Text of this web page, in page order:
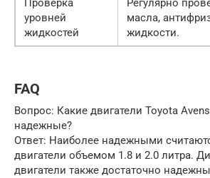
Проверка
уровней
жидкостей
Регулярно
масла,
жидкости.
FAQ
Вопрос: Какие двигатели Toyota
надежные?
Ответ: Наиболее надежными
двигатели объемом 1.8 и 2.0 литра.
двигатели также достаточно